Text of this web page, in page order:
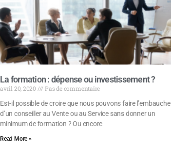
La formation : dépense ou investissement ?
avril 20, 2020
Pas de commentaire
Est-il possible de croire que nous pouvons faire l’embauche
d’un conseiller au Vente ou au Service sans donner un
minimum de formation ? Ou encore
Read More »